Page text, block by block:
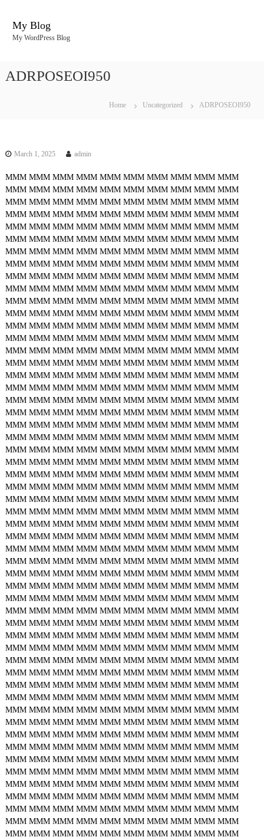
My Blog
My WordPress Blog
ADRPOSEOI950
Home Uncategorized ADRPOSEOI950
March 1, 2025 admin
MMM MMM MMM MMM MMM MMM MMM MMM MMM MMM
MMM MMM MMM MMM MMM MMM MMM MMM MMM MMM
MMM MMM MMM MMM MMM MMM MMM MMM MMM MMM
MMM MMM MMM MMM MMM MMM MMM MMM MMM MMM
MMM MMM MMM MMM MMM MMM MMM MMM MMM MMM
MMM MMM MMM MMM MMM MMM MMM MMM MMM MMM
MMM MMM MMM MMM MMM MMM MMM MMM MMM MMM
MMM MMM MMM MMM MMM MMM MMM MMM MMM MMM
MMM MMM MMM MMM MMM MMM MMM MMM MMM MMM
MMM MMM MMM MMM MMM MMM MMM MMM MMM MMM
MMM MMM MMM MMM MMM MMM MMM MMM MMM MMM
MMM MMM MMM MMM MMM MMM MMM MMM MMM MMM
MMM MMM MMM MMM MMM MMM MMM MMM MMM MMM
MMM MMM MMM MMM MMM MMM MMM MMM MMM MMM
MMM MMM MMM MMM MMM MMM MMM MMM MMM MMM
MMM MMM MMM MMM MMM MMM MMM MMM MMM MMM
MMM MMM MMM MMM MMM MMM MMM MMM MMM MMM
MMM MMM MMM MMM MMM MMM MMM MMM MMM MMM
MMM MMM MMM MMM MMM MMM MMM MMM MMM MMM
MMM MMM MMM MMM MMM MMM MMM MMM MMM MMM
MMM MMM MMM MMM MMM MMM MMM MMM MMM MMM
MMM MMM MMM MMM MMM MMM MMM MMM MMM MMM
MMM MMM MMM MMM MMM MMM MMM MMM MMM MMM
MMM MMM MMM MMM MMM MMM MMM MMM MMM MMM
MMM MMM MMM MMM MMM MMM MMM MMM MMM MMM
MMM MMM MMM MMM MMM MMM MMM MMM MMM MMM
MMM MMM MMM MMM MMM MMM MMM MMM MMM MMM
MMM MMM MMM MMM MMM MMM MMM MMM MMM MMM
MMM MMM MMM MMM MMM MMM MMM MMM MMM MMM
MMM MMM MMM MMM MMM MMM MMM MMM MMM MMM
MMM MMM MMM MMM MMM MMM MMM MMM MMM MMM
MMM MMM MMM MMM MMM MMM MMM MMM MMM MMM
MMM MMM MMM MMM MMM MMM MMM MMM MMM MMM
MMM MMM MMM MMM MMM MMM MMM MMM MMM MMM
MMM MMM MMM MMM MMM MMM MMM MMM MMM MMM
MMM MMM MMM MMM MMM MMM MMM MMM MMM MMM
MMM MMM MMM MMM MMM MMM MMM MMM MMM MMM
MMM MMM MMM MMM MMM MMM MMM MMM MMM MMM
MMM MMM MMM MMM MMM MMM MMM MMM MMM MMM
MMM MMM MMM MMM MMM MMM MMM MMM MMM MMM
MMM MMM MMM MMM MMM MMM MMM MMM MMM MMM
MMM MMM MMM MMM MMM MMM MMM MMM MMM MMM
MMM MMM MMM MMM MMM MMM MMM MMM MMM MMM
MMM MMM MMM MMM MMM MMM MMM MMM MMM MMM
MMM MMM MMM MMM MMM MMM MMM MMM MMM MMM
MMM MMM MMM MMM MMM MMM MMM MMM MMM MMM
MMM MMM MMM MMM MMM MMM MMM MMM MMM MMM
MMM MMM MMM MMM MMM MMM MMM MMM MMM MMM
MMM MMM MMM MMM MMM MMM MMM MMM MMM MMM
MMM MMM MMM MMM MMM MMM MMM MMM MMM MMM
MMM MMM MMM MMM MMM MMM MMM MMM MMM MMM
MMM MMM MMM MMM MMM MMM MMM MMM MMM MMM
MMM MMM MMM MMM MMM MMM MMM MMM MMM MMM
MMM MMM MMM MMM MMM MMM MMM MMM MMM MMM